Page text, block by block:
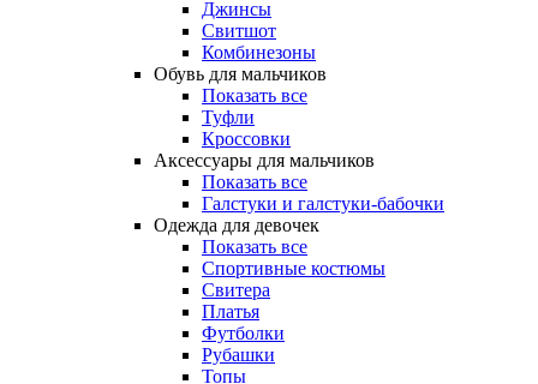
Джинсы
Свитшот
Комбинезоны
Обувь для мальчиков
Показать все
Туфли
Кроссовки
Аксессуары для мальчиков
Показать все
Галстуки и галстуки-бабочки
Одежда для девочек
Показать все
Спортивные костюмы
Свитера
Платья
Футболки
Рубашки
Топы